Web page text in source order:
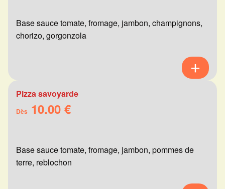
Base sauce tomate, fromage, jambon, champignons,
chorizo, gorgonzola
Pizza savoyarde
Dès 10.00 €
Base sauce tomate, fromage, jambon, pommes de
terre, reblochon